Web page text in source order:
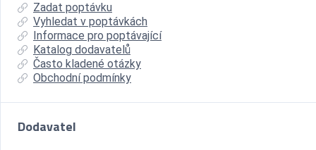
Zadat poptávku
Vyhledat v poptávkách
Informace pro poptávající
Katalog dodavatelů
Často kladené otázky
Obchodní podmínky
Dodavatel